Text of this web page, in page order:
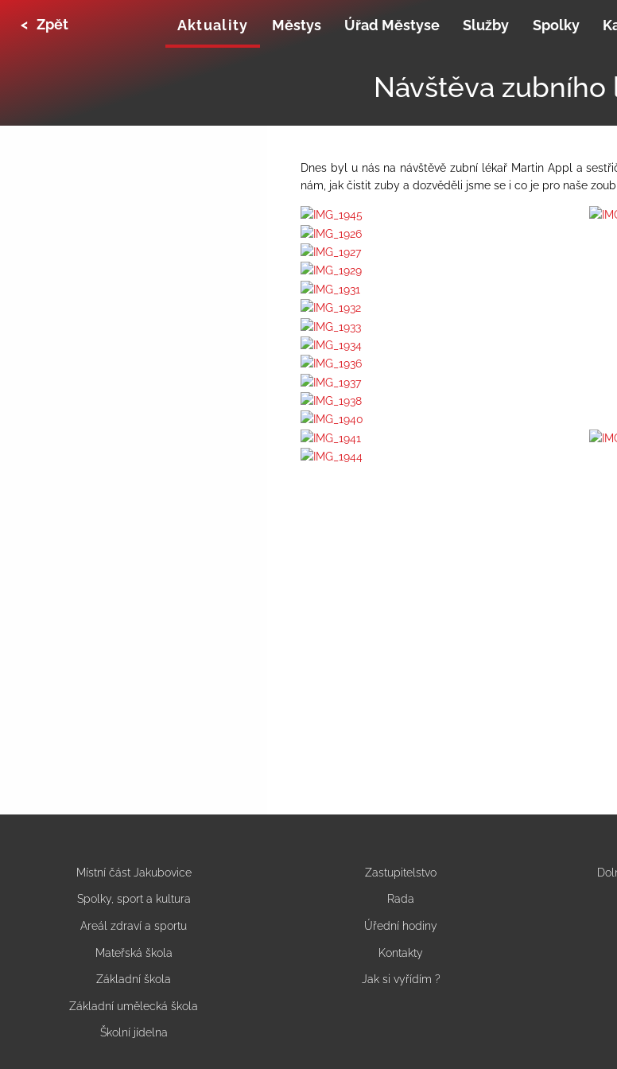
< Zpět Aktuality Městys Úřad Městyse Služby Spolky
Návštěva zubního
Dnes byl u nás na návštěvě zubní lékař Martin Appl a
nám, jak čistit zuby a dozvěděli jsme se i co je pro naše
Místní část Jakubovice
Spolky, sport a kultura
Areál zdraví a sportu
Mateřská škola
Základní škola
Základní umělecká škola
Školní jídelna
Zastupitelstvo
Rada
Úřední hodiny
Kontakty
Jak si vyřídím ?